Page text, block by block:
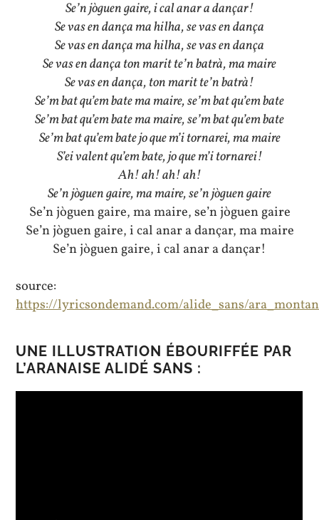
Se’n jòguen gaire, i cal anar a dançar!
Se vas en dança ma hilha, se vas en dança
Se vas en dança ma hilha, se vas en dança
Se vas en dança ton marit te’n batrà, ma maire
Se vas en dança, ton marit te’n batrà!
Se’m bat qu’em bate ma maire, se’m bat qu’em bate
Se’m bat qu’em bate ma maire, se’m bat qu’em bate
Se’m bat qu’em bate jo que m’i tornarei, ma maire
S’ei valent qu’em bate, jo que m’i tornarei!
Ah! ah! ah! ah!
Se’n jòguen gaire, ma maire, se’n jòguen gaire
Se’n jòguen gaire, ma maire, se’n jòguen gaire
Se’n jòguen gaire, i cal anar a dançar, ma maire
Se’n jòguen gaire, i cal anar a dançar!
source:
https://lyricsondemand.com/alide_sans/
UNE ILLUSTRATION ÉBOURIFFÉE PAR
L’ARANAISE ALIDÉ SANS :